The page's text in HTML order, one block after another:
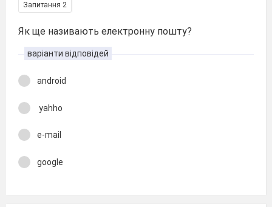
Запитання 2
Як ще називають електронну пошту?
варіанти відповідей
android
yahho
e-mail
google